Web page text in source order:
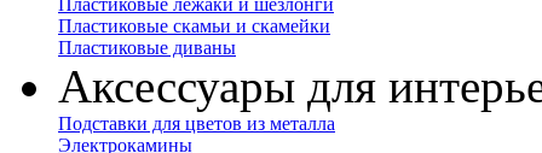
Пластиковые лежаки и шезлонги
Пластиковые скамьи и скамейки
Пластиковые диваны
Аксессуары для
Подставки для цветов из металла
Электрокамины